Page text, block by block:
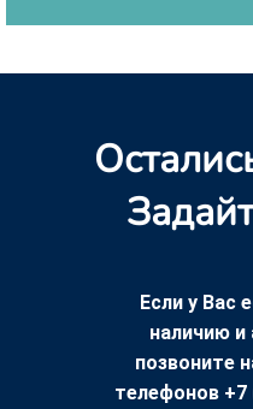
Если у Вас
наличию и
позвоните
телефонов +7